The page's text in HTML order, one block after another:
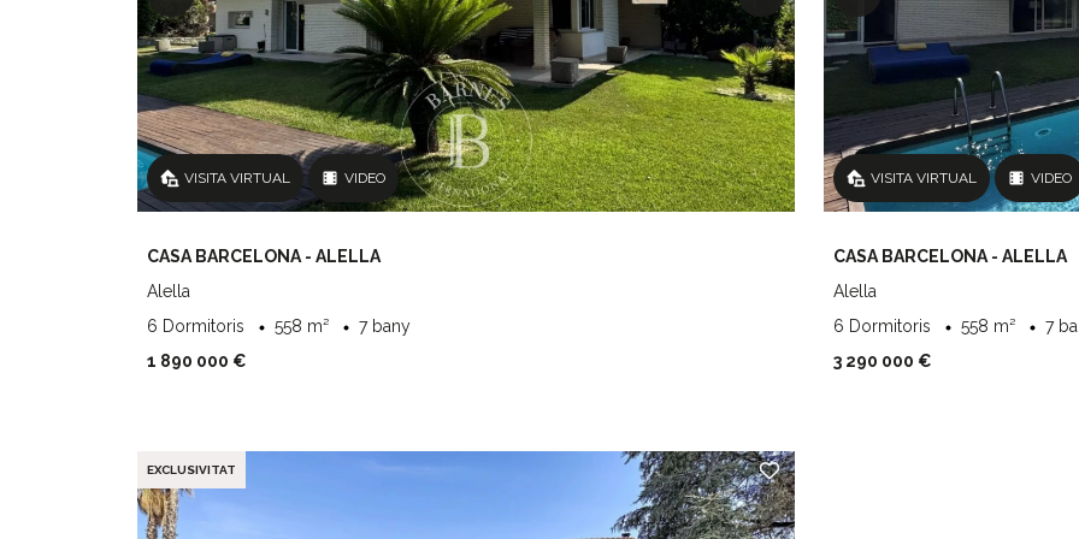
VISITA VIRTUAL VIDEO
CASA BARCELONA - ALELLA
Alella
6 Dormitoris
558 m²
7 bany
1 890 000 €
VISITA VIRTUAL VIDEO
CASA BARCELONA - ALELLA
Alella
6 Dormitoris
558 m²
7
3 290 000 €
EXCLUSIVITAT